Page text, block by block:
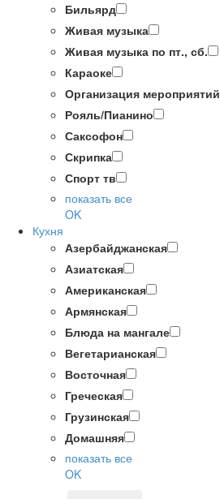
Бильярд
Живая музыка
Живая музыка по пт., сб.
Караоке
Организация мероприятий
Рояль/Пианино
Саксофон
Скрипка
Спорт тв
показать все
OK
Кухня
Азербайджанская
Азиатская
Американская
Армянская
Блюда на мангале
Вегетарианская
Восточная
Греческая
Грузинская
Домашняя
показать все
OK